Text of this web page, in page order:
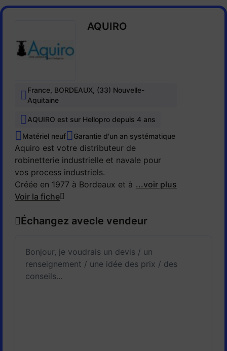
AQUIRO
France, BORDEAUX, (33) Nouvelle-
Aquitaine
AQUIRO est sur Hellopro depuis 4 ans
Matériel neuf
Garantie d'un an systématique
Aquiro est votre distributeur de
robinetterie industrielle et navale pour
vos process industriels.
Créée en 1977 à Bordeaux et à Nantes,
Aquiro a toujours su développer des
avec de nombreux clients.
ont fait un acteur majeur dans ses
domaines d'activité extrêmement variés.
Les valeurs fortes qui ont conduit au
...voir plus
Voir la fiche
Échangez avecle vendeur